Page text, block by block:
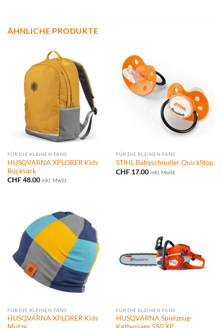
ÄHNLICHE PRODUKTE
FÜR DIE KLEINEN FANS
HUSQVARNA XPLORER Kids
Rucksack
CHF48.00 inkl. MwSt
FÜR DIE KLEINEN FANS
STIHL Babyschnuller QuickStop
CHF17.00 inkl. MwSt
FÜR DIE KLEINEN FANS
HUSQVARNA XPLORER Kids
FÜR DIE KLEINEN FANS
HUSQVARNA Spielzeug-